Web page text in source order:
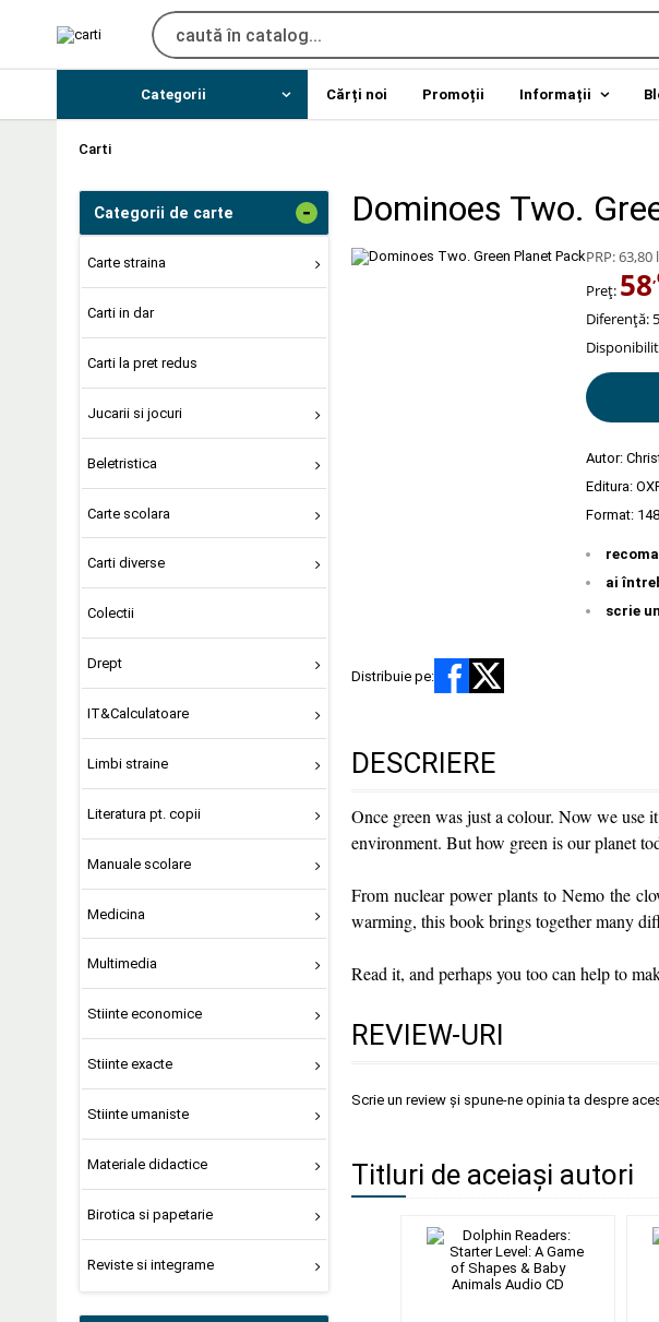
Categorii Cărți noi Promoții Informații
Carti
Categorii de carte -
Carte straina
Carti in dar
Carti la pret redus
Jucarii si jocuri
Beletristica
Carte scolara
Carti diverse
Colectii
Drept
IT&Calculatoare
Limbi straine
Literatura pt. copii
Manuale scolare
Medicina
Multimedia
Stiinte economice
Stiinte exacte
Stiinte umaniste
Materiale didactice
Birotica si papetarie
Reviste si integrame
Dominoes Two.
PRP:63,80
Preț: 58
Diferență:
Autor:
Editura:
Format:
ai
scrie
Distribuie pe:
DESCRIERE
Once green was just a colour. Now we
environment. But how green is our planet
From nuclear power plants to Nemo the
warming, this book brings together many
Read it, and perhaps you too can help to
REVIEW-URI
Scrie un review și spune-ne opinia ta despre
Titluri de aceiași autori